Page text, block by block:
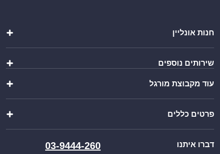
חנות אונליין
מבחר כוסות
ציוד נירוסטה לבר
מוצרים נוספים
מבצעים מיוחדים
שירותים נוספים
יצירת מארז
קטלוג מוצרים
כניסה לאזור אישי
עוד מקבוצת מורגל
וואנגו קרוואנים
פול סרוויס
פרטים כללים
תקנון האתר
דברו איתנו
03-9444-260